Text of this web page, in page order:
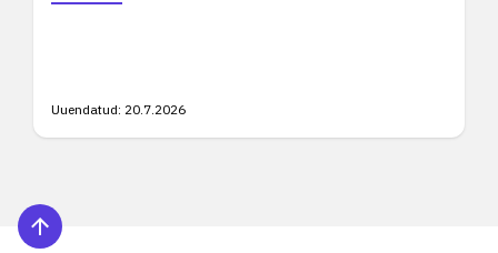
Uuendatud: 20.7.2026